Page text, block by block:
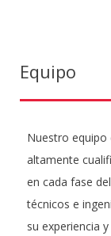
Equipo
Nuestro
altamente
en cada fase
técnicos e
su experiencia